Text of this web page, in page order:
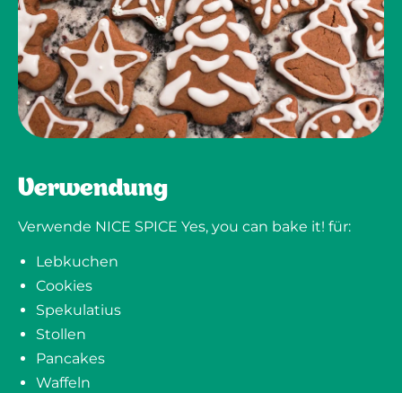
Verwendung
Verwende NICE SPICE Yes, you can bake it! für:
Lebkuchen
Cookies
Spekulatius
Stollen
Pancakes
Waffeln